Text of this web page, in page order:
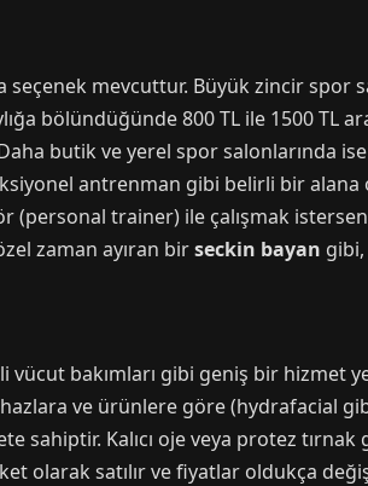
mevcuttur. Büyük zincir spor
bölündüğünde 800 TL ile 1500 TL
butik ve yerel spor salonlarında ise
antrenman gibi belirli bir alana
(personal trainer) ile çalışmak
zaman ayıran birseckin bayan
bakımları gibi geniş bir hizmet
ve ürünlere göre (hydrafacial
sahiptir. Kalıcı oje veya protez tırnak
olarak satılır ve fiyatlar oldukça